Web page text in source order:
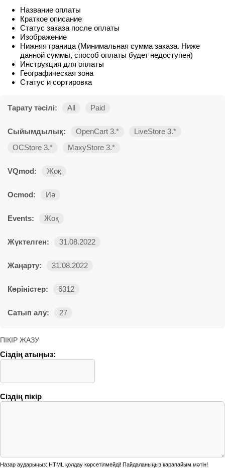
Название оплаты
Краткое описание
Статус заказа после оплаты
Изображение
Нижняя граница (Минимальная сумма заказа. Ниже
данной суммы, способ оплаты будет недоступен)
Инструкция для оплаты
Географическая зона
Статус и сортировка
Тарату тәсілі: All Paid
Сыйымдылық: OpenCart 3.*
LiveStore 3.*
OCStore 3.*
MaxyStore 3.*
VQmod: Жоқ
Ocmod: Иә
Events: Жоқ
Жүктелген: 31.08.2022
Жаңарту: 31.08.2022
Көріністер: 6312
Сатып алу: 27
ПІКІР ЖАЗУ
Сіздің атыңыз:
Сіздің пікір
Назар аударыңыз: HTML қолдау көрсетілмейді! Пайдаланыңыз қарапайым мәтін!